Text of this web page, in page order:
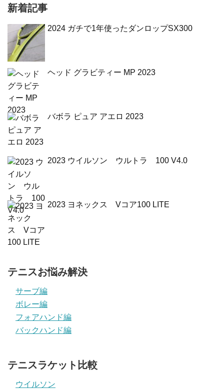
新着記事
2024 ガチで1年使ったダンロップSX300
ヘッド グラビティー MP 2023
バボラ ピュア アエロ 2023
2023 ウイルソン ウルトラ 100 V4.0
2023 ヨネックス Vコア100 LITE
テニスお悩み解決
サーブ編
ボレー編
フォアハンド編
バックハンド編
テニスラケット比較
ウイルソン